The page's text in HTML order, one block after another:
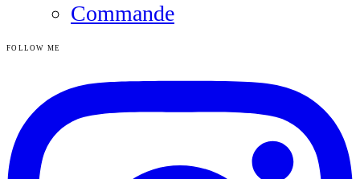
Commande
FOLLOW ME